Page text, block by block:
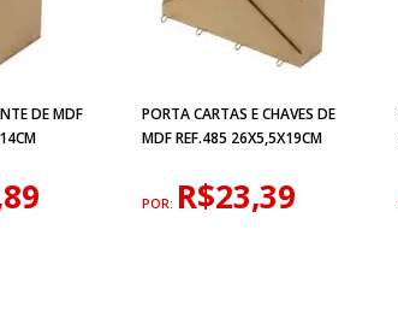
DE MDF
PORTA CARTAS E CHAVES DE
MDF REF.485 26X5,5X19CM
POR: R$23,39